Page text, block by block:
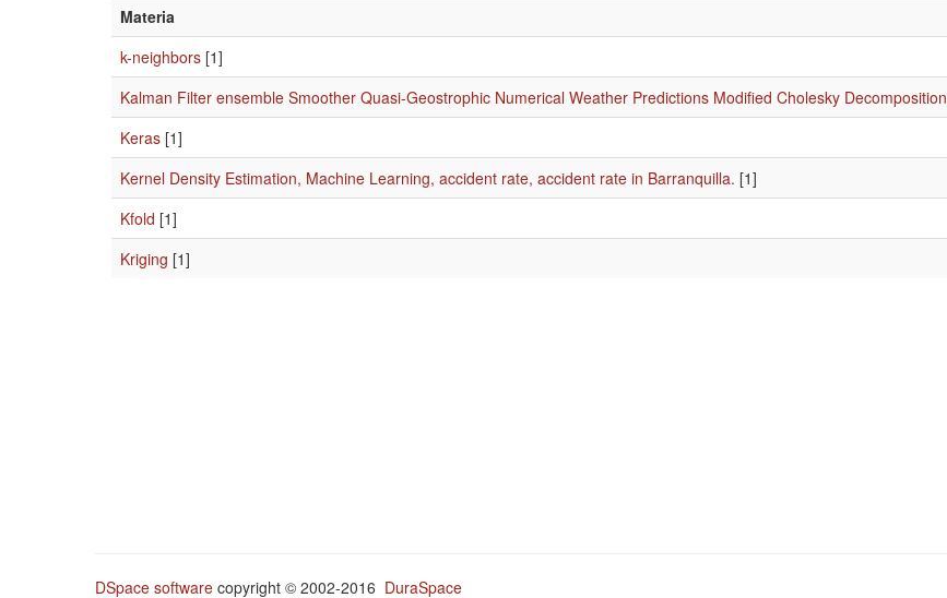
Materia
k-neighbors [1]
Kalman Filter ensemble Smoother Quasi-Geostrophic Numerical Weather Predictions Modified Cholesky Decomposition
Keras [1]
Kernel Density Estimation, Machine Learning, accident rate, accident rate in Barranquilla. [1]
Kfold [1]
Kriging [1]
DSpace software copyright © 2002-2016 DuraSpace